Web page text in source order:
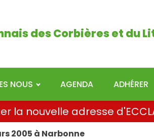
des Corbières et du
NOUS AGENDA ADHÉRER
la nouvelle adresse
2005 à Narbonne